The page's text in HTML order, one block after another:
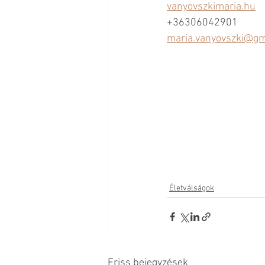
vanyovszkimaria.hu
+36306042901
Életválságok